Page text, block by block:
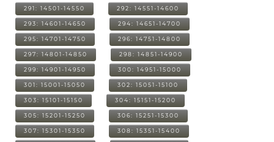
291: 14501-14550 292: 14551-14600
293: 14601-14650 294: 14651-14700
295: 14701-14750 296: 14751-14800
297: 14801-14850 298: 14851-14900
299: 14901-14950 300: 14951-15000
301: 15001-15050 302: 15051-15100
303: 15101-15150 304: 15151-15200
305: 15201-15250 306: 15251-15300
307: 15301-15350 308: 15351-15400